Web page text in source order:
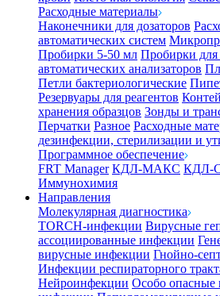
Расходные материалы
Наконечники для дозаторов
автоматических систем
Пробирки 5-50 мл Пробирки
автоматических анализаторов
Петли бактериологические
Резервуары для реагентов
хранения образцов Зонды и
Перчатки Разное Расходные
дезинфекции, стерилизации и
Программное обеспечение
FRT Manager КДЛ-МАКС КДЛ-
Иммунохимия
Направления
Молекулярная диагностика
TORCH-инфекции Вирусные
ассоциированные инфекции
вирусные инфекции Гнойно-
Инфекции респираторного
Нейроинфекции Особо опасные